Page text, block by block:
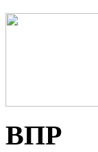
ВПР